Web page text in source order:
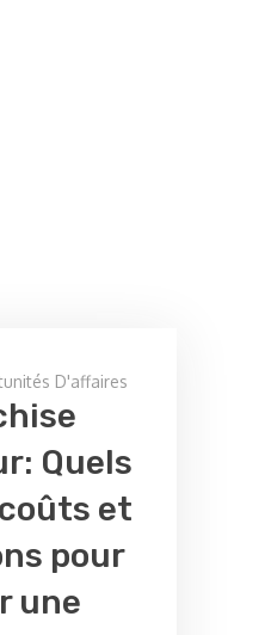
D'affaires
Quels
et
pour
une